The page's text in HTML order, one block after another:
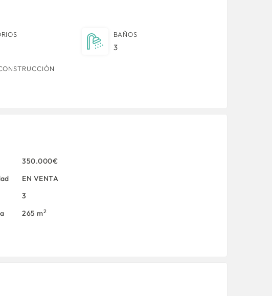
BAÑOS
3
350.000€
EN VENTA
3
265 m2